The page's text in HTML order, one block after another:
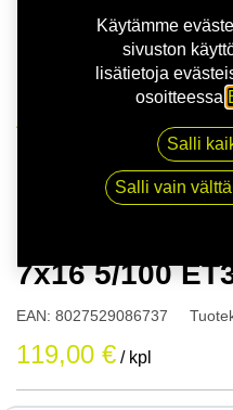
O.Z.RACING MSW
7x16 5/100
EAN: 8027529086737
119,00 € / kpl
Käytämme
sivuston
lisätietoja
osoitteessa
Salli
Salli vain